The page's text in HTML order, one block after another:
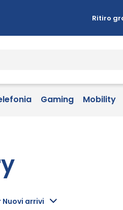
Ritiro
Gaming Mobility
arrivi